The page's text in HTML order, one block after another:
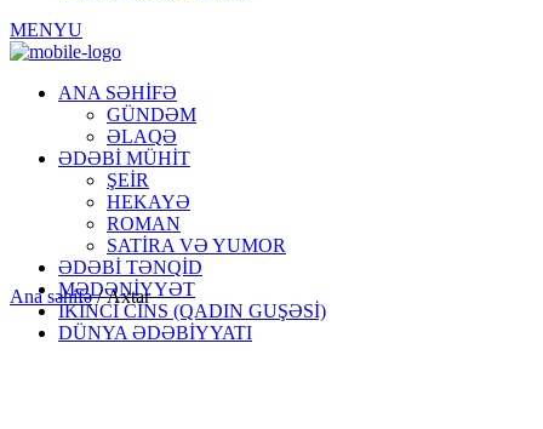
MENYU
ANA SƏHİFƏ
GÜNDƏM
ƏLAQƏ
ƏDƏBİ MÜHİT
ŞEİR
HEKAYƏ
ROMAN
SATİRA VƏ YUMOR
ƏDƏBİ TƏNQİD
MƏDƏNİYYƏT
İKİNCİ CİNS (QADIN GUŞƏSİ)
DÜNYA ƏDƏBİYYATI
Ana səhifə/Axtar